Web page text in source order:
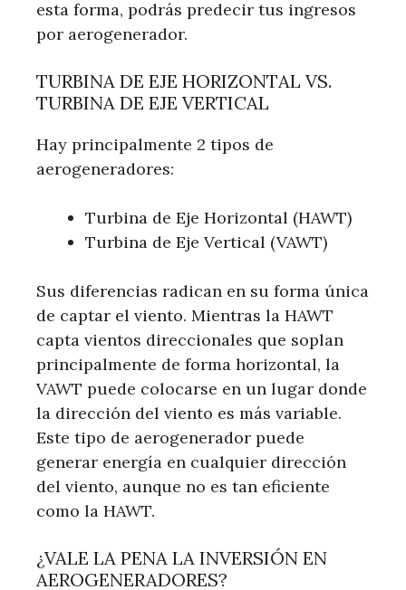
esta forma, podrás predecir tus ingresos
por aerogenerador.
TURBINA DE EJE HORIZONTAL VS.
TURBINA DE EJE VERTICAL
Hay principalmente 2 tipos de
aerogeneradores:
Turbina de Eje Horizontal (HAWT)
Turbina de Eje Vertical (VAWT)
Sus diferencias radican en su forma única
de captar el viento. Mientras la HAWT
capta vientos direccionales que soplan
principalmente de forma horizontal, la
VAWT puede colocarse en un lugar donde
la dirección del viento es más variable.
Este tipo de aerogenerador puede
generar energía en cualquier dirección
del viento, aunque no es tan eficiente
como la HAWT.
¿VALE LA PENA LA INVERSIÓN EN
AEROGENERADORES?